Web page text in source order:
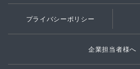
プライバシーポリシー
企業担当者様へ